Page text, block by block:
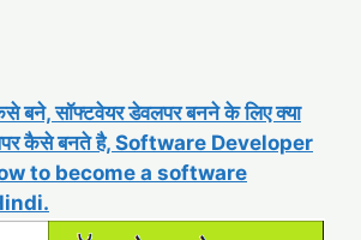
बने, सॉफ्टवेयर डेवलपर बनने के लिए क्या
कैसे बनते है, Software Developer
to become a software